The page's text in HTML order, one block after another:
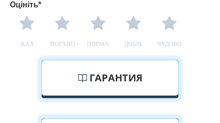
Оцініть*
ЖАХ ПОГАНО НОРМА ДОБРЕ ЧУДОВО
ГАРАНТИЯ